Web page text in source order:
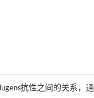
抗性之间的关系